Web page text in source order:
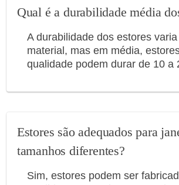
Qual é a durabilidade média
A durabilidade dos estores
material, mas em média,
qualidade podem durar de 10 a
Estores são adequados para
tamanhos diferentes?
Sim, estores podem ser